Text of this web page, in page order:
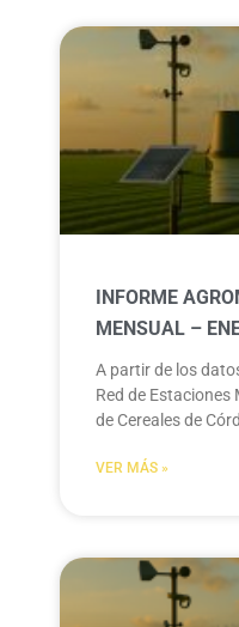
INFORME
MENSUAL –
A partir de los
Red de Estaciones
de Cereales de
VER MÁS »